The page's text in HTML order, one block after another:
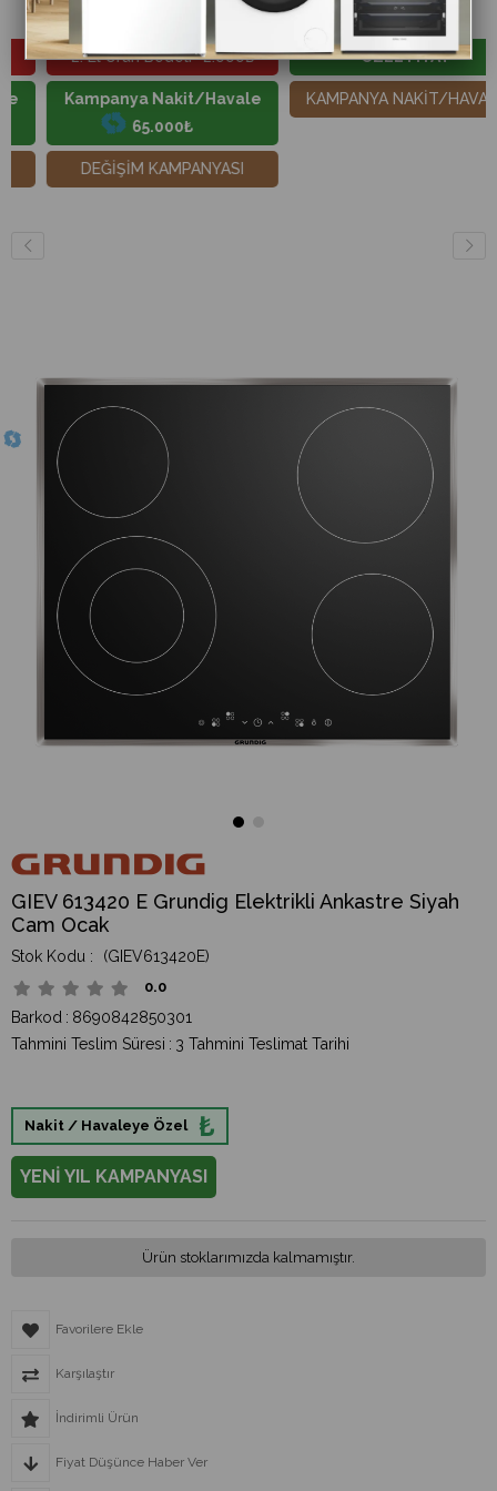
77.050 ₺
2. El Ürün Bedeli -2.000₺
Kampanya Nakit/Havale
65.000₺
DEĞİŞİM KAMPANYASI
10.000 ₺
13.800 ₺
ÖZEL FİYAT
KAMPANYA NAKİT/HAVALE
GIEV 613420 E Grundig Elektrikli Ankastre Siyah
Cam Ocak
(GIEV613420E)
0.0
Barkod : 8690842850301
Tahmini Teslim Süresi : 3 Tahmini Teslimat Tarihi
Nakit / Havaleye Özel ₺
YENİ YIL KAMPANYASI
Ürün stoklarımızda kalmamıştır.
Favorilere Ekle
Karşılaştır
İndirimli Ürün
Fiyat Düşünce Haber Ver